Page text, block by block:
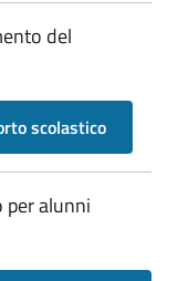
del
scolastico
per alunni